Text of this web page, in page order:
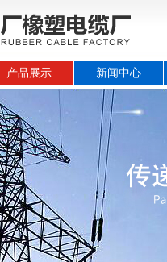
产品展示 新闻中心